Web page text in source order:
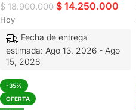
$18.900.000 $ 14.250.000
Hoy
Fecha de entrega
estimada: Ago 13, 2026 - Ago
15, 2026
-35%
OFERTA